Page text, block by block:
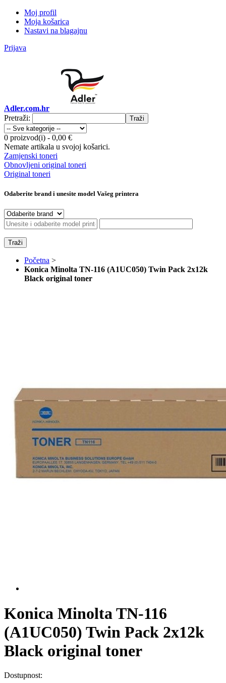
Moj profil
Moja košarica
Nastavi na blagajnu
Prijava
Adler.com.hr
Pretraži:
Traži
0 proizvod(i) - 0,00 €
Nemate artikala u svojoj košarici.
Zamjenski toneri
Obnovljeni original toneri
Original toneri
Odaberite brand i unesite model Vašeg printera
Traži
Početna >
Konica Minolta TN-116 (A1UC050) Twin Pack 2x12k
Black original toner
Konica Minolta TN-116
(A1UC050) Twin Pack 2x12k
Black original toner
Dostupnost: